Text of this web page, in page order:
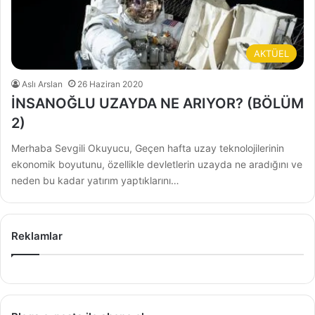
AKTÜEL
Aslı Arslan 26 Haziran 2020
İNSANOĞLU UZAYDA NE ARIYOR? (BÖLÜM
2)
Merhaba Sevgili Okuyucu, Geçen hafta uzay teknolojilerinin
ekonomik boyutunu, özellikle devletlerin uzayda ne aradığını ve
neden bu kadar yatırım yaptıklarını…
Reklamlar